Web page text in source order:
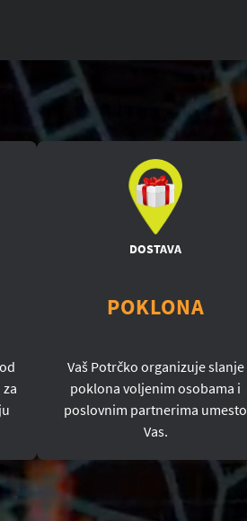
DOSTAVA
POKLONA
Vaš Potrčko organizuje slanje
poklona voljenim osobama i
poslovnim partnerima umesto
Vas.